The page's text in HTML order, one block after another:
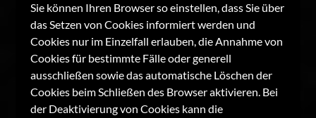
Sie können Ihren Browser so einstellen, dass Sie über
das Setzen von Cookies informiert werden und
Cookies nur im Einzelfall erlauben, die Annahme von
Cookies für bestimmte Fälle oder generell
ausschließen sowie das automatische Löschen der
Cookies beim Schließen des Browser aktivieren. Bei
der Deaktivierung von Cookies kann die